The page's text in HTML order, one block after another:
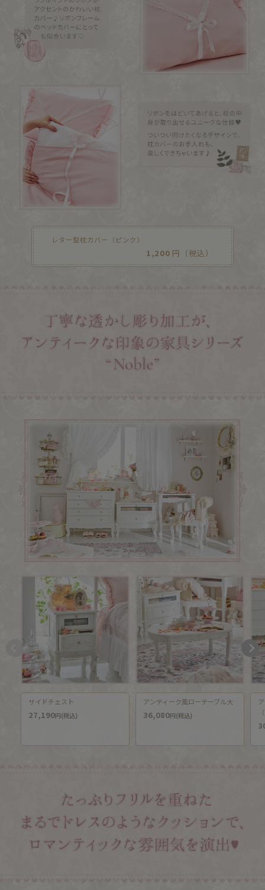
レター型枕カバー（ピンク）
1,200 円（税込）
サイドチェスト
27,190円(税込)
アンティーク風ローテーブル大
36,080円(税込)